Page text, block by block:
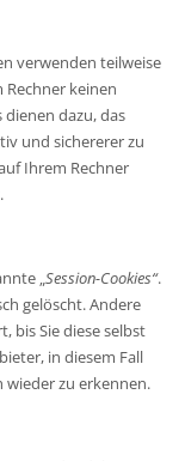
verwenden teilweise
keinen
dazu, das
und sichererer zu
Ihrem Rechner
„Session-Cookies“.
gelöscht. Andere
bis Sie diese selbst
in diesem Fall
wieder zu erkennen.